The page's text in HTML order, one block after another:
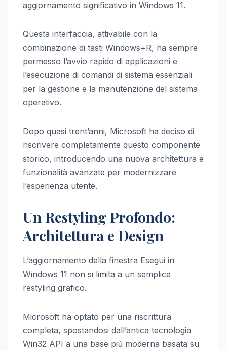
aggiornamento significativo in Windows 11.
Questa interfaccia, attivabile con la
combinazione di tasti Windows+R, ha sempre
permesso l’avvio rapido di applicazioni e
l’esecuzione di comandi di sistema essenziali
per la gestione e la manutenzione del sistema
operativo.
Dopo quasi trent’anni, Microsoft ha deciso di
riscrivere completamente questo componente
storico, introducendo una nuova architettura e
funzionalità avanzate per modernizzare
l’esperienza utente.
Un Restyling Profondo:
Architettura e Design
L’aggiornamento della finestra Esegui in
Windows 11 non si limita a un semplice
restyling grafico.
Microsoft ha optato per una riscrittura
completa, spostandosi dall’antica tecnologia
Win32 API a una base più moderna basata su